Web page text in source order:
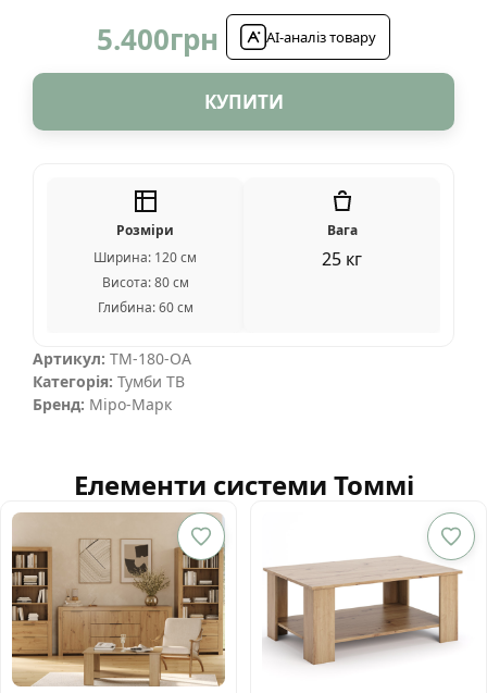
5.400грн AI-аналіз товару
КУПИТИ
Розміри
Ширина: 120 см
Висота: 80 см
Глибина: 60 см
Вага
25 кг
Артикул: TM-180-OA
Категорія: Тумби ТВ
Бренд: Міро-Марк
Елементи системи Томмі